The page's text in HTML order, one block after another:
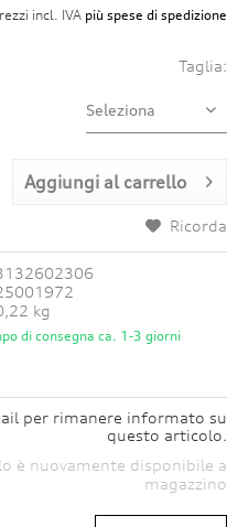
incl. IVA più spese di spedizione
Taglia:
Aggiungi al carrello
Ricorda
kg
di consegna ca. 1-3 giorni
per rimanere informato su
questo articolo.
è nuovamente disponibile a
magazzino